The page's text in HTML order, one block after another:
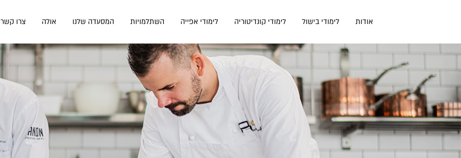
אודות לימודי בישול לימודי קונדיטוריה לימודי אפייה השתלמויות המסעדה שלנו אולה צרו קשר